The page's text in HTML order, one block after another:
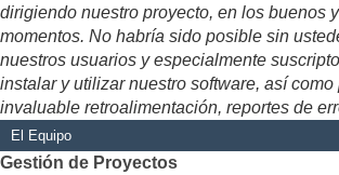
dirigiendo nuestro proyecto, en los buenos
momentos. No habría sido posible sin
nuestros usuarios y especialmente
instalar y utilizar nuestro software, así
invaluable retroalimentación, reportes de
El Equipo
Gestión de Proyectos